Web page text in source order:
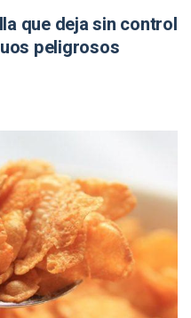
que deja sin control
peligrosos